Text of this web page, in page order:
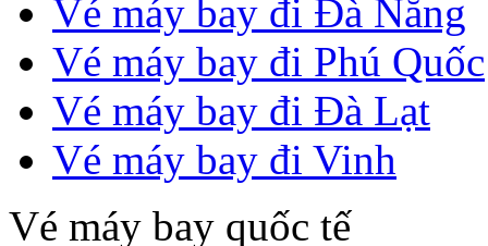
Vé máy bay đi Đà Nẵng
Vé máy bay đi Phú Quốc
Vé máy bay đi Đà Lạt
Vé máy bay đi Vinh
Vé máy bay quốc tế